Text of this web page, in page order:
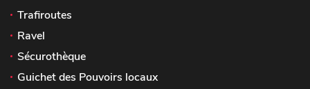
Trafiroutes
Ravel
Sécurothèque
Guichet des Pouvoirs locaux